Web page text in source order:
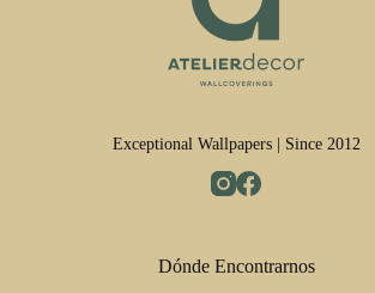
Exceptional Wallpapers | Since 2012
Dónde Encontrarnos